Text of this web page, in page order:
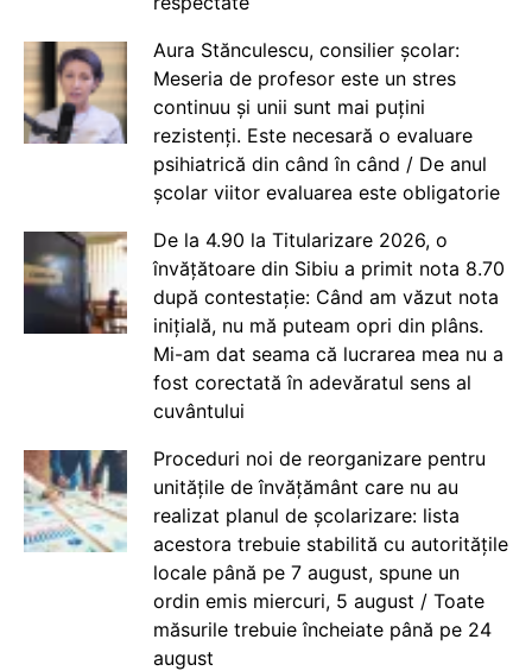
Aura Stănculescu, consilier școlar:
Meseria de profesor este un stres
continuu și unii sunt mai puțini
rezistenți. Este necesară o evaluare
psihiatrică din când în când / De anul
școlar viitor evaluarea este obligatorie
De la 4.90 la Titularizare 2026, o
învățătoare din Sibiu a primit nota 8.70
după contestație: Când am văzut nota
inițială, nu mă puteam opri din plâns.
Mi-am dat seama că lucrarea mea nu a
fost corectată în adevăratul sens al
cuvântului
Proceduri noi de reorganizare pentru
unitățile de învățământ care nu au
realizat planul de școlarizare: lista
acestora trebuie stabilită cu autoritățile
locale până pe 7 august, spune un
ordin emis miercuri, 5 august / Toate
măsurile trebuie încheiate până pe 24
august